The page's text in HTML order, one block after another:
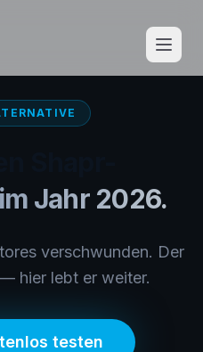
im Jahr 2026.
verschwunden. Der
hier lebt er weiter.
testen